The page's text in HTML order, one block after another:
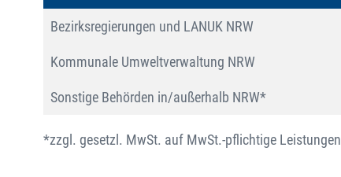
Bezirksregierungen und LANUK NRW
Kommunale Umweltverwaltung NRW
Sonstige Behörden in/außerhalb NRW*
*zzgl. gesetzl. MwSt. auf MwSt.-pflichtige Leistungen